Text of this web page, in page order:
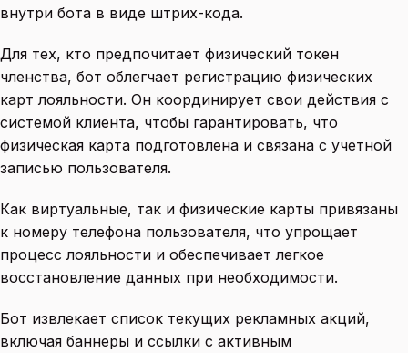
внутри бота в виде штрих-кода.
Для тех, кто предпочитает физический токен
членства, бот облегчает регистрацию физических
карт лояльности. Он координирует свои действия с
системой клиента, чтобы гарантировать, что
физическая карта подготовлена ​​и связана с учетной
записью пользователя.
Как виртуальные, так и физические карты привязаны
к номеру телефона пользователя, что упрощает
процесс лояльности и обеспечивает легкое
восстановление данных при необходимости.
Бот извлекает список текущих рекламных акций,
включая баннеры и ссылки с активным